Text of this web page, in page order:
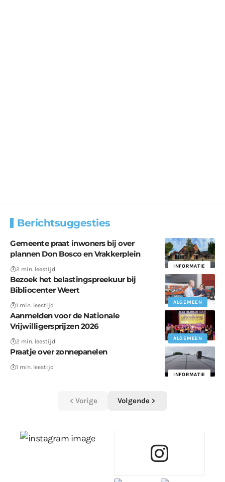
Berichtsuggesties
INFORMATIE
Gemeente praat inwoners bij over
plannen Don Bosco en Vrakkerplein
2 min. leestijd
ALGEMEEN
Bezoek het belastingspreekuur bij
Bibliocenter Weert
1 min. leestijd
ALGEMEEN
Aanmelden voor de Nationale
Vrijwilligersprijzen 2026
2 min. leestijd
INFORMATIE
Praatje over zonnepanelen
1 min. leestijd
Vorige Volgende